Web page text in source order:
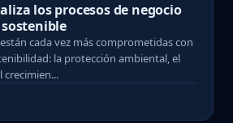
los procesos de negocio
cada vez más comprometidas con
la protección ambiental, el
crecimien...